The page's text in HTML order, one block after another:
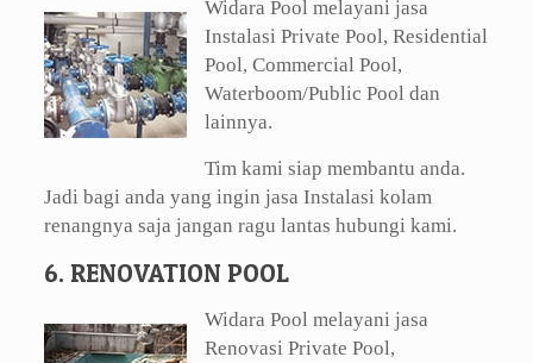
Widara Pool melayani jasa
Instalasi Private Pool, Residential
Pool, Commercial Pool,
Waterboom/Public Pool dan
lainnya.
Tim kami siap membantu anda.
Jadi bagi anda yang ingin jasa Instalasi kolam
renangnya saja jangan ragu lantas hubungi kami.
6. RENOVATION POOL
Widara Pool melayani jasa
Renovasi Private Pool,